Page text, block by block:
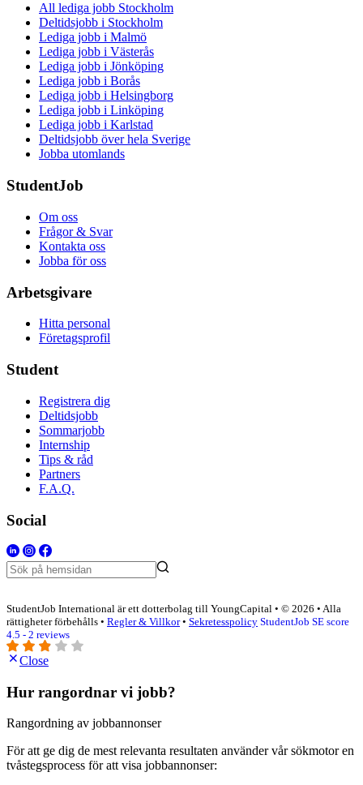
All lediga jobb Stockholm
Deltidsjobb i Stockholm
Lediga jobb i Malmö
Lediga jobb i Västerås
Lediga jobb i Jönköping
Lediga jobb i Borås
Lediga jobb i Helsingborg
Lediga jobb i Linköping
Lediga jobb i Karlstad
Deltidsjobb över hela Sverige
Jobba utomlands
StudentJob
Om oss
Frågor & Svar
Kontakta oss
Jobba för oss
Arbetsgivare
Hitta personal
Företagsprofil
Student
Registrera dig
Deltidsjobb
Sommarjobb
Internship
Tips & råd
Partners
F.A.Q.
Social
StudentJob International är ett dotterbolag till YoungCapital • © 2026 • Alla
rättigheter förbehålls • Regler & Villkor• Sekretesspolicy StudentJob SE score
4.5 - 2 reviews
Close
Hur rangordnar vi jobb?
Rangordning av jobbannonser
För att ge dig de mest relevanta resultaten använder vår sökmotor en
tvåstegsprocess för att visa jobbannonser: